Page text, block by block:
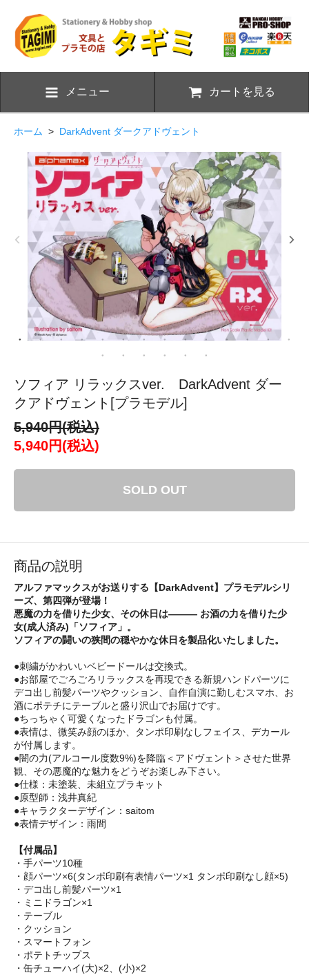
メニュー カートを見る
ホーム > DarkAdvent ダークアドヴェント
ソフィア リラックスver. DarkAdvent ダー
クアドヴェント[プラモデル]
5,940円(税込)
5,940円(税込)
SOLD OUT
商品の説明
アルファマックスがお送りする【DarkAdvent】プラモデルシリ
ーズ、第四弾が登場！
悪魔の力を借りた少女、その休日は――― お酒の力を借りた少
女(成人済み)「ソフィア」。
ソフィアの闘いの狭間の穏やかな休日を製品化いたしました。
●刺繍がかわいいベビードールは交換式。
●お部屋でごろごろリラックスを再現できる新規ハンドパーツに
デコ出し前髪パーツやクッション、自作自演に勤しむスマホ、お
酒にポテチにテーブルと盛り沢山でお届けです。
●ちっちゃく可愛くなったドラゴンも付属。
●表情は、微笑み顔のほか、タンポ印刷なしフェイス、デカール
が付属します。
●闇の力(アルコール度数9%)を降臨＜アドヴェント＞させた世界
観、その悪魔的な魅力をどうぞお楽しみ下さい。
●仕様：未塗装、未組立プラキット
●原型師：浅井真紀
●キャラクターデザイン：saitom
●表情デザイン：雨間
【付属品】
・手パーツ10種
・顔パーツ×6(タンポ印刷有表情パーツ×1 タンポ印刷なし顔×5)
・デコ出し前髪パーツ×1
・ミニドラゴン×1
・テーブル
・クッション
・スマートフォン
・ポテトチップス
・缶チューハイ(大)×2、(小)×2